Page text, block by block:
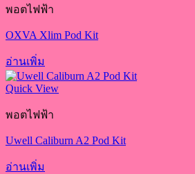
พอตไฟฟ้า
OXVA Xlim Pod Kit
อ่านเพิ่ม
Quick View
พอตไฟฟ้า
Uwell Caliburn A2 Pod Kit
อ่านเพิ่ม